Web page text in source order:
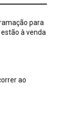
para
à venda
ao